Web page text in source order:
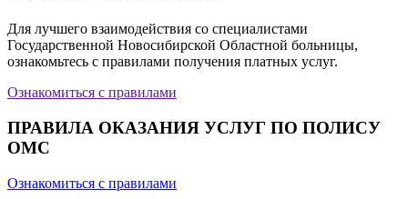
Для лучшего взаимодействия со специалистами
Государственной Новосибирской Областной больницы,
ознакомьтесь с правилами получения платных услуг.
Ознакомиться с правилами
ПРАВИЛА ОКАЗАНИЯ УСЛУГ ПО ПОЛИСУ
ОМС
Ознакомиться с правилами